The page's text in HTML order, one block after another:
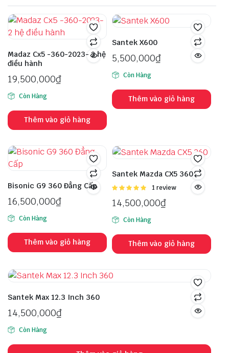
Madaz Cx5 -360-2023- 2 hệ
điều hành
19,500,000₫
Còn Hàng
Thêm vào giỏ hàng
Santek X600
5,500,000₫
Còn Hàng
Thêm vào giỏ hàng
Bisonic G9 360 Đẳng Cấp
16,500,000₫
Còn Hàng
Thêm vào giỏ hàng
Santek Mazda CX5 360
Được
5.005 sao
1 review
14,500,000₫
Còn Hàng
Thêm vào giỏ hàng
Santek Max 12.3 Inch 360
14,500,000₫
Còn Hàng